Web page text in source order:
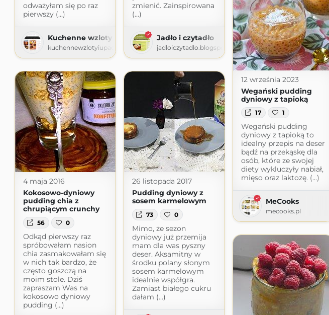
odważyłam się po raz
pierwszy (...)
Kuchenne wzloty i upadki młodej mężatki
kuchennewzlotyiupadki.pl
zmienić. Zainspirowana
(...)
Jadło i czytadło
jadloiczytadlo.blogspot.com
12 września 2023
Wegański pudding
dyniowy z tapioką
17 1
Wegański pudding
dyniowy z tapioką to
idealny przepis na deser
bądź na przekąskę dla
osób, które ze swojej
diety wykluczyły nabiał,
mięso oraz laktozę. (...)
MeCooks
mecooks.pl
4 maja 2016
Kokosowo-dyniowy
pudding chia z
chrupiącym crunchy
56 0
Odkąd pierwszy raz
spróbowałam nasion
chia zasmakowałam się
w nich tak bardzo, że
często goszczą na
moim stole. Dziś
zapraszam Was na
kokosowo dyniowy
pudding (...)
26 listopada 2017
Pudding dyniowy z
sosem karmelowym
73 0
Mimo, że sezon
dyniowy już przemija
mam dla was pyszny
deser. Aksamitny w
środku polany słonym
sosem karmelowym
idealnie współgra.
Zamiast białego cukru
dałam (...)